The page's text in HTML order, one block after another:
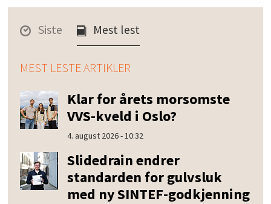
Siste Mest lest
MEST LESTE ARTIKLER
Klar for årets morsomste
VVS-kveld i Oslo?
4. august 2026 - 10:32
Slidedrain endrer
standarden for gulvsluk
med ny SINTEF-godkjenning